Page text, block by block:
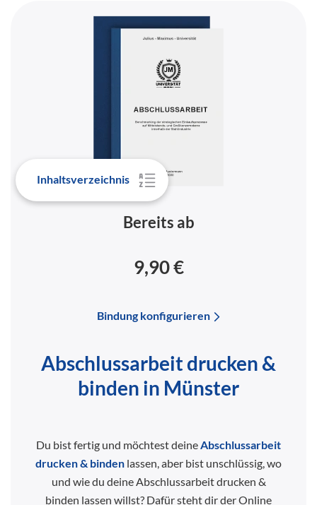
Inhaltsverzeichnis
Bereits ab
9,90 €
Bindung konfigurieren
Abschlussarbeit drucken &
binden in Münster
Du bist fertig und möchtest deineAbschlussarbeit
drucken & binden lassen, aber bist unschlüssig, wo
und wie du deine Abschlussarbeit drucken &
binden lassen willst? Dafür steht dir der Online